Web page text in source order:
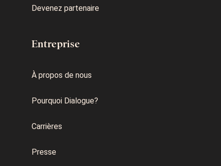
Devenez partenaire
Entreprise
À propos de nous
Pourquoi Dialogue?
Carrières
Presse